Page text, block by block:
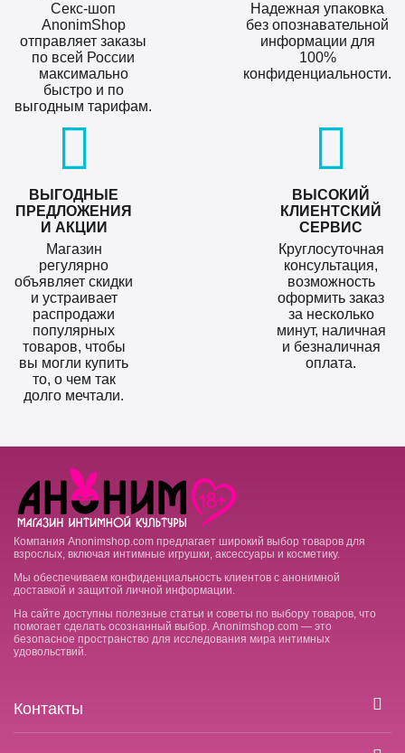
Секс-шоп
AnonimShop
отправляет заказы
по всей России
максимально
быстро и по
выгодным тарифам.
Надежная упаковка
без опознавательной
информации для
100%
конфиденциальности.
ВЫГОДНЫЕ
ПРЕДЛОЖЕНИЯ
И АКЦИИ
Магазин
регулярно
объявляет скидки
и устраивает
распродажи
популярных
товаров, чтобы
вы могли купить
то, о чем так
долго мечтали.
ВЫСОКИЙ
КЛИЕНТСКИЙ
СЕРВИС
Круглосуточная
консультация,
возможность
оформить заказ
за несколько
минут, наличная
и безналичная
оплата.
Компания Anonimshop.com предлагает широкий выбор товаров для
взрослых, включая интимные игрушки, аксессуары и косметику.
Мы обеспечиваем конфиденциальность клиентов с анонимной
доставкой и защитой личной информации.
На сайте доступны полезные статьи и советы по выбору товаров, что
помогает сделать осознанный выбор. Anonimshop.com — это
безопасное пространство для исследования мира интимных
удовольствий.
Контакты